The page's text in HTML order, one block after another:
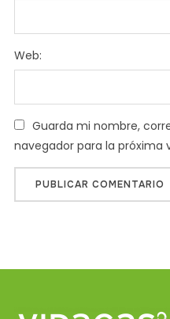
Web:
Guarda mi nombre,
navegador para la próxima